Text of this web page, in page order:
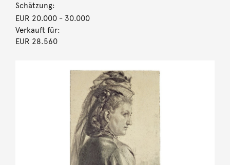
Schätzung:
EUR 20.000- 30.000
Verkauft für:
EUR 28.560